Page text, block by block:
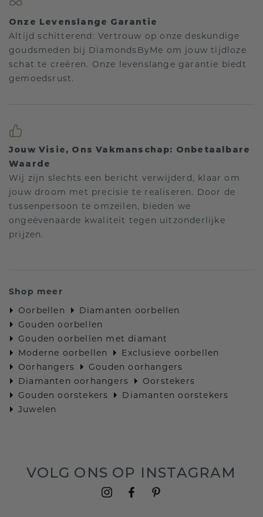
Onze Levenslange Garantie
Altijd schitterend: Vertrouw op onze deskundige
goudsmeden bij DiamondsByMe om jouw tijdloze
schat te creëren. Onze levenslange garantie biedt
gemoedsrust.
Jouw Visie, Ons Vakmanschap: Onbetaalbare
Waarde
Wij zijn slechts een bericht verwijderd, klaar om
jouw droom met precisie te realiseren. Door de
tussenpersoon te omzeilen, bieden we
ongeëvenaarde kwaliteit tegen uitzonderlijke
prijzen.
Shop meer
Oorbellen
Diamanten oorbellen
Gouden oorbellen
Gouden oorbellen met diamant
Moderne oorbellen
Exclusieve oorbellen
Oorhangers
Gouden oorhangers
Diamanten oorhangers
Oorstekers
Gouden oorstekers
Diamanten oorstekers
Juwelen
VOLG ONS OP INSTAGRAM